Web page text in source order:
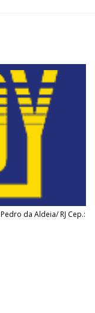
da Aldeia/ RJ Cep.: